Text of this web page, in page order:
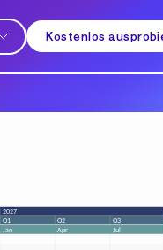
Kostenlos